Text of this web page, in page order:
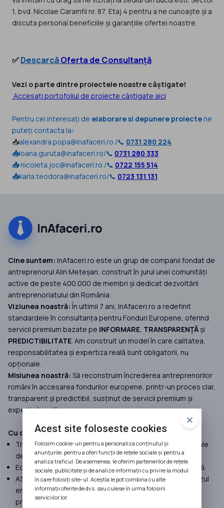
1, bvd. Nicolae Caramfil nr. 87, Etaj 4 pentru a ne cunoaște și a
discuta personal beneficiile și garanțiile ofertei noastre.
✅DescarcăOferta de Consultanță
Vezi o parte dintre proiectele noastre câștigate!
Accesați portofoliul de proiecte câștigate aici
Pentru cei interesați de elaborare si depunere proiectene
puteți contacta la:
📥alexandra.popa@inafaceri.ro /📞 0731 280 224
📥ioana.guruta@inafaceri.ro/📞 0731 280 333
📥nicoleta.joc@inafaceri.ro /📞 0722 155 514
📥karla.teodora@inafaceri.ro/📞 0723 131 131
Cine suntem: InAfaceri.ro este un grup de companii fondat de
antreprenorul Alin Meteșan, construit în jurul unei comunități
active de peste 400.000 de membri și dedicat dezvoltării
antreprenoriatului din România.
Viziunea noastră:În ultimii 7 ani, InAfaceri.ro a redefinit
standardele în consultanța pentru Fonduri Europene, oferind
servicii premium bazate pe INFORMARE, TRANSPARENȚĂși
PREDICTIBILITATE. Am construit un model în care calitatea,
responsabilitatea și expertiza reală sunt obligatorii, nu
opționale.
Misiunea noastră: Să reconstruim încrederea antreprenorilor
români în accesarea fondurilor europene, printr-un proces clar,
transparent și predictibil, susținut de servicii premium și
expertiză reală.
Cu ce facem diferența:
Transparență 100%, preluăm doar proiecte cu șanse reale
de finanțare.
Echipă formată doar din consultanți seniori cu experiență.
ASIGURARE MALPRAXIS pentru a despăgubi clienții, în cazul
erorilor umane suferite în procesul de implementare a
proiectelor.
Acest site foloseste cookies
Folosim cookie-uri pentru a personaliza conținutul și
anunțurile, pentru a oferi funcții de rețele sociale și pentru a
analiza traficul. De asemenea, le oferim partenerilor de rețele
sociale, publicitate și de analize informații cu privire la modul
în care folosiți site-ul. Aceștia le pot combina cu alte
informații oferite de dvs. sau culese în urma folosirii
serviciilor lor.